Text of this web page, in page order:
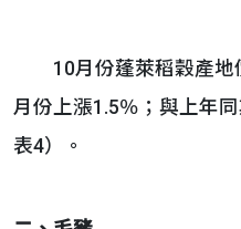
10月份蓬萊稻穀產地
月份上漲1.5％；與上年
表4）。